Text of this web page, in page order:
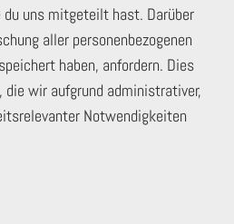
uns mitgeteilt hast. Darüber
aller personenbezogenen
haben, anfordern. Dies
wir aufgrund administrativer,
Notwendigkeiten